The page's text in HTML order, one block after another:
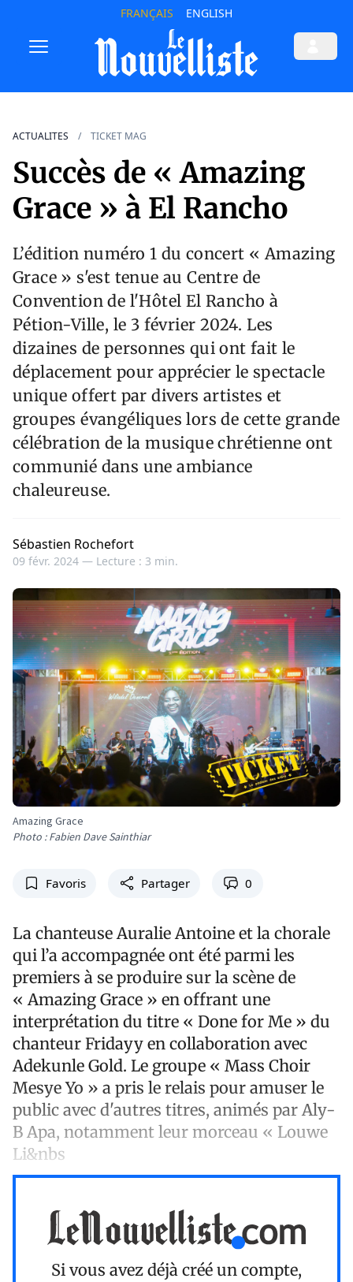
FRANÇAIS ENGLISH
ACTUALITES TICKET MAG
Succès de « Amazing
Grace » à El Rancho
L’édition numéro 1 du concert « Amazing
Grace » s'est tenue au Centre de
Convention de l'Hôtel El Rancho à
Pétion-Ville, le 3 février 2024. Les
dizaines de personnes qui ont fait le
déplacement pour apprécier le spectacle
unique offert par divers artistes et
groupes évangéliques lors de cette grande
célébration de la musique chrétienne ont
communié dans une ambiance
chaleureuse.
Sébastien Rochefort
09 févr. 2024 — Lecture : 3 min.
Amazing Grace
Photo : Fabien Dave Sainthiar
Favoris Partager 0
La chanteuse Auralie Antoine et la chorale
qui l’a accompagnée ont été parmi les
premiers à se produire sur la scène de
« Amazing Grace » en offrant une
interprétation du titre « Done for Me » du
chanteur Fridayy en collaboration avec
Adekunle Gold. Le groupe « Mass Choir
Mesye Yo » a pris le relais pour amuser le
public avec d'autres titres, animés par Aly-
B Apa, notamment leur morceau « Louwe
Li&nbs
Si vous avez déjà créé un compte,